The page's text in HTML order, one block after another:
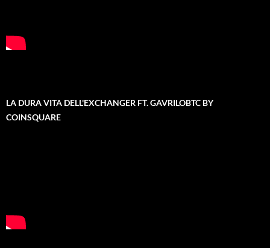
LA DURA VITA DELL'EXCHANGER FT. GAVRILOBTC BY
COINSQUARE